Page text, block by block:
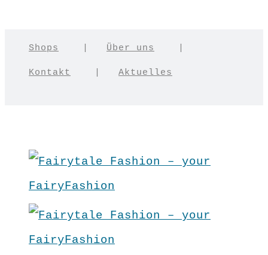
Shops Über uns
Kontakt Aktuelles